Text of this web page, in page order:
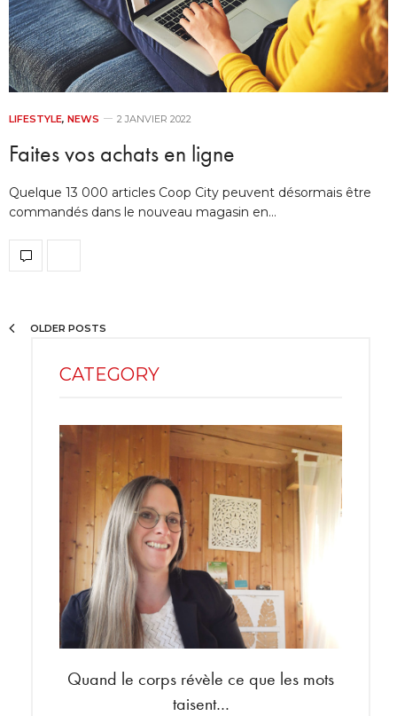
LIFESTYLE, NEWS 2 JANVIER 2022
Faites vos achats en ligne
Quelque 13 000 articles Coop City peuvent désormais être
commandés dans le nouveau magasin en…
OLDER POSTS
CATEGORY
Quand le corps révèle ce que les mots
taisent…